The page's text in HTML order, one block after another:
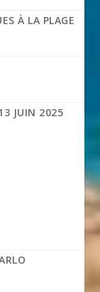
À LA PLAGE
JUIN 2025